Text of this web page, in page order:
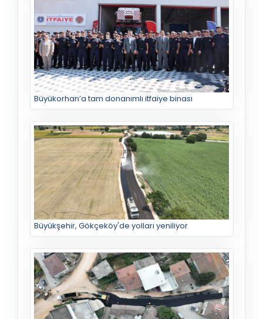
Büyükorhan’a tam donanımlı itfaiye binası
Büyükşehir, Gökçeköy'de yolları yeniliyor